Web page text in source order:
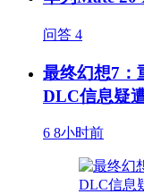
问答 4
最终幻想7：
DLC信息疑
6 8小时前